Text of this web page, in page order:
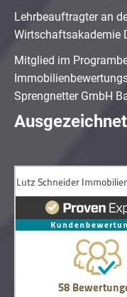
Lehrbeauftragter an
Wirtschaftsakademie
Mitglied im
Sprengnetter GmbH
Ausgezeichnet